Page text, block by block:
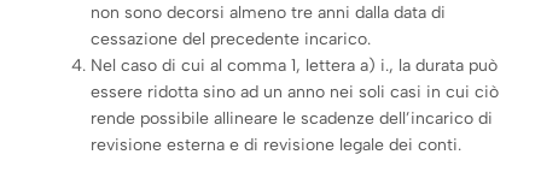
non sono decorsi almeno tre anni dalla data di
cessazione del precedente incarico.
Nel caso di cui al comma 1, lettera a) i., la durata può
essere ridotta sino ad un anno nei soli casi in cui ciò
rende possibile allineare le scadenze dell’incarico di
revisione esterna e di revisione legale dei conti.